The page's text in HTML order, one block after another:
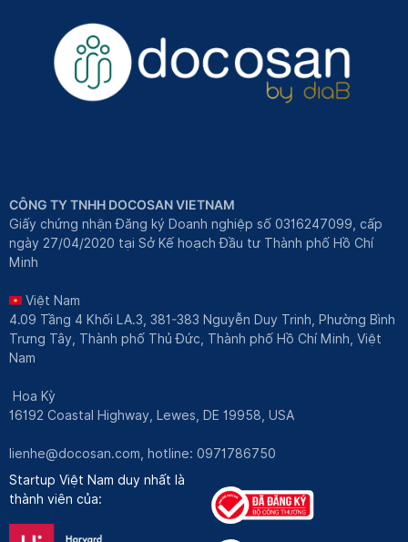
CÔNG TY TNHH DOCOSAN VIETNAM
Giấy chứng nhận Đăng ký Doanh nghiệp số 0316247099, cấp
ngày 27/04/2020 tại Sở Kế hoạch Đầu tư Thành phố Hồ Chí
Minh
Việt Nam
4.09 Tầng 4 Khối LA.3, 381-383 Nguyễn Duy Trinh, Phường Bình
Trưng Tây, Thành phố Thủ Đức, Thành phố Hồ Chí Minh, Việt
Nam
Hoa Kỳ
16192 Coastal Highway, Lewes, DE 19958, USA
lienhe@docosan.com , hotline: 0971786750
Startup Việt Nam duy nhất là
thành viên của: